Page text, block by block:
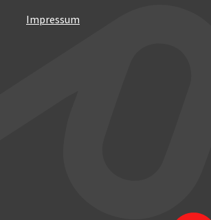
Impressum